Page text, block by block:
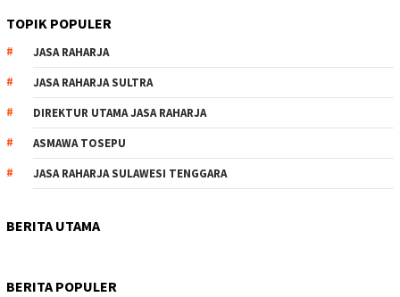
TOPIK POPULER
JASA RAHARJA
JASA RAHARJA SULTRA
DIREKTUR UTAMA JASA RAHARJA
ASMAWA TOSEPU
JASA RAHARJA SULAWESI TENGGARA
BERITA UTAMA
BERITA POPULER